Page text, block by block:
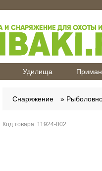
Удилища
Снаряжение
Код товара: 11924-002